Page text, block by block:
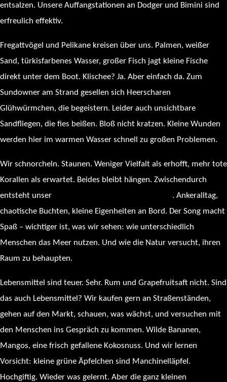
entsalzen. Unsere Auffangstationen an Dodger und Bimini sind
erfreulich effektiv.
Fregattvögel und Pelikane kreisen über uns. Palmen, weißer
Sand, türkisfarbenes Wasser, großer Fisch jagt kleine Fische
direkt unter dem Boot. Klischee? Ja. Aber einfach da. Zum
Sundowner am Strand gesellen sich Heerscharen
Glühwürmchen, die begeistern. Leider auch unsichtbare
Sandfliegen, die fies beißen. Bloß nicht kratzen. Kleine Wunden
werden hier im warmen Wasser schnell zu großen Problemen.
Wir schnorcheln. Staunen. Weniger Vielfalt als erhofft, mehr tote
Korallen als erwartet. Beides bleibt hängen. Zwischendurch
entsteht unser
. Ankeralltag,
chaotische Buchten, kleine Eigenheiten an Bord. Der Song macht
Spaß – wichtiger ist, was wir sehen: wie unterschiedlich
Menschen das Meer nutzen. Und wie die Natur versucht, ihren
Raum zu behaupten.
Lebensmittel sind teuer. Sehr. Rum und Grapefruitsaft nicht. Sind
das auch Lebensmittel? Wir kaufen gern an Straßenständen,
gehen auf den Markt, schauen, was wächst, und versuchen mit
den Menschen ins Gespräch zu kommen. Wilde Bananen,
Mangos, eine frisch gefallene Kokosnuss. Und wir lernen
Vorsicht: kleine grüne Äpfelchen sind Manchinelläpfel.
Hochgiftig. Wieder was gelernt. Aber die ganz kleinen